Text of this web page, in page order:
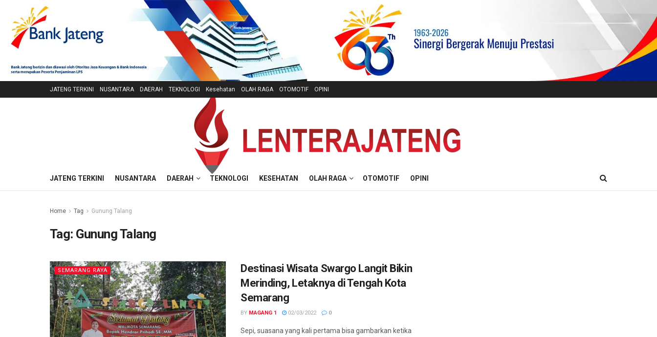
JATENG TERKINI NUSANTARA DAERAH TEKNOLOGI Kesehatan OLAH RAGA OTOMOTIF OPINI
JATENG TERKINI NUSANTARA DAERAH TEKNOLOGI KESEHATAN OLAH RAGA OTOMOTIF OPINI
Home Tag Gunung Talang
Tag: Gunung Talang
SEMARANG RAYA
Destinasi Wisata Swargo Langit Bikin
Merinding, Letaknya di Tengah Kota
Semarang
BY MAGANG 1 02/03/2022 0
Sepi, suasana yang kali pertama bisa gambarkan ketika